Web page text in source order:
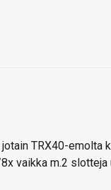
TRX40-emolta
vaikka m.2 slotteja